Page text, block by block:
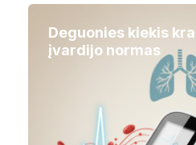
Deguonies kiekis
įvardijo normas